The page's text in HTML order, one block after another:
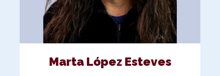
Marta López Esteves